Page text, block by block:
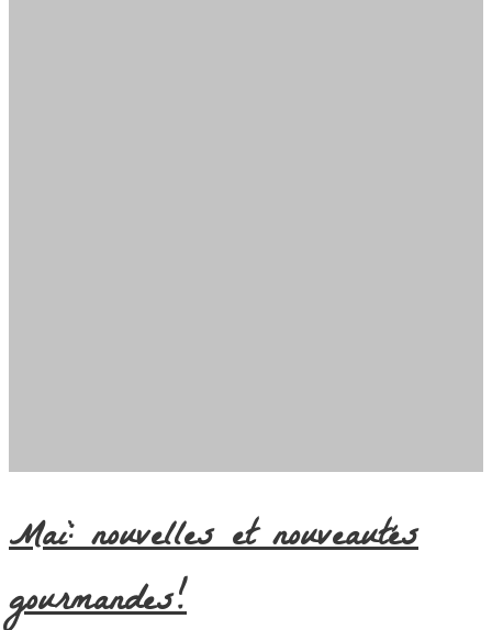
Mai: nouvelles et nouveautés
gourmandes!